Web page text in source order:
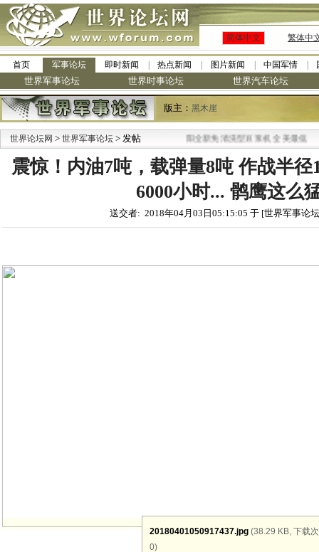
简体中文 繁体中
首页 军事论坛 即时新闻 热点新闻 图片新闻 中国军情
世界军事论坛 世界时事论坛 世界汽车论坛
版主： 黑木崖
世界论坛网 > 世界军事论坛 > 发帖 九阳全新免清洗型豆浆机 全美最低
震惊！内油7吨，载弹量8吨 作战半径
6000小时... 鹘鹰这么
送交者: 2018年04月03日05:15:05 于 [世界军事论
20180401050917437.jpg (38.29 KB, 下载
0)